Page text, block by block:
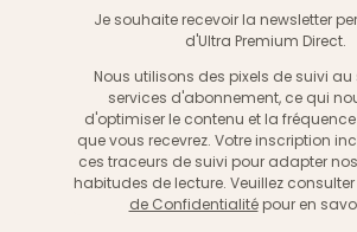
Je souhaite recevoir la newsletter
d'Ultra Premium Direct.
Nous utilisons des pixels de suivi au
services d'abonnement, ce qui
d'optimiser le contenu et la
que vous recevrez. Votre inscription
ces traceurs de suivi pour adapter
habitudes de lecture. Veuillez
de Confidentialitépour en